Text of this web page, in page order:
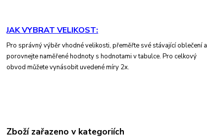
JAK VYBRAT VELIKOST:
Pro správný výběr vhodné velikosti, přeměřte své stávající oblečení a
porovnejte naměřené hodnoty s hodnotami v tabulce. Pro celkový
obvod můžete vynásobit uvedené míry 2x.
Zboží zařazeno v kategoriích